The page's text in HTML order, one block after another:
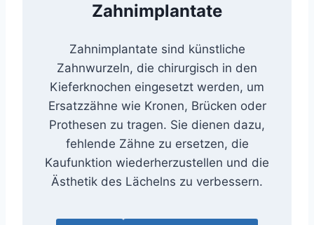
Zahnimplantate
Zahnimplantate sind künstliche
Zahnwurzeln, die chirurgisch in den
Kieferknochen eingesetzt werden, um
Ersatzzähne wie Kronen, Brücken oder
Prothesen zu tragen. Sie dienen dazu,
fehlende Zähne zu ersetzen, die
Kaufunktion wiederherzustellen und die
Ästhetik des Lächelns zu verbessern.